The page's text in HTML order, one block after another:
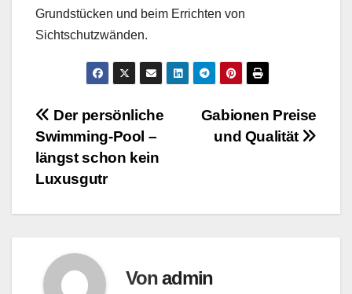
Grundstücken und beim Errichten von
Sichtschutzwänden.
BeitragsnavigationGabionen Preise
und Qualität
Der persönliche
Swimming-Pool –
längst schon kein
Luxusgutr
Vonadmin